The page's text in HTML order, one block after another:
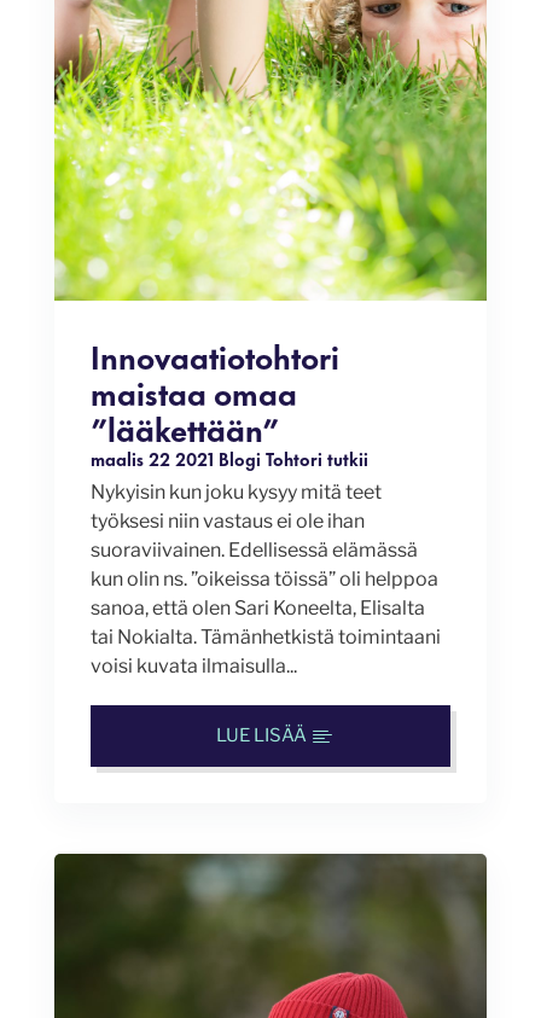
Innovaatiotohtori
maistaa omaa
”lääkettään”
maalis 22 2021 Blogi Tohtori tutkii
Nykyisin kun joku kysyy mitä teet
työksesi niin vastaus ei ole ihan
suoraviivainen. Edellisessä elämässä
kun olin ns. ”oikeissa töissä” oli helppoa
sanoa, että olen Sari Koneelta, Elisalta
tai Nokialta. Tämänhetkistä toimintaani
voisi kuvata ilmaisulla...
LUE LISÄÄ